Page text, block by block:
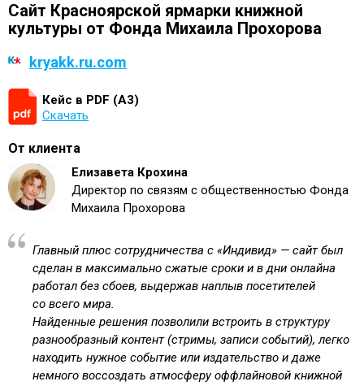
Сайт Красноярской ярмарки книжной
культуры от Фонда Михаила Прохорова
kryakk.ru.com
Кейс в PDF (А3)
Скачать
От клиента
Елизавета Крохина
Директор по связям с общественностью Фонда
Михаила Прохорова
Главный плюс сотрудничества с «Индивид» — сайт был
сделан в максимально сжатые сроки и в дни онлайна
работал без сбоев, выдержав наплыв посетителей
со всего мира.
Найденные решения позволили встроить в структуру
разнообразный контент (стримы, записи событий), легко
находить нужное событие или издательство и даже
немного воссоздать атмосферу оффлайновой книжной